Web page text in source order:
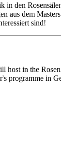
den
aus dem
sind!
in the
programme in